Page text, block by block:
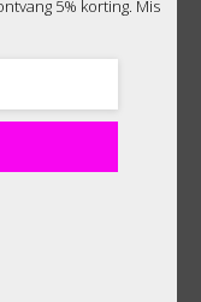
borduurgaren 8
169 / Anchor X )
5% korting. Mis